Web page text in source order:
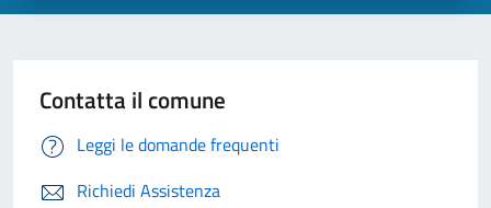
Contatta il comune
Leggi le domande frequenti
Richiedi Assistenza